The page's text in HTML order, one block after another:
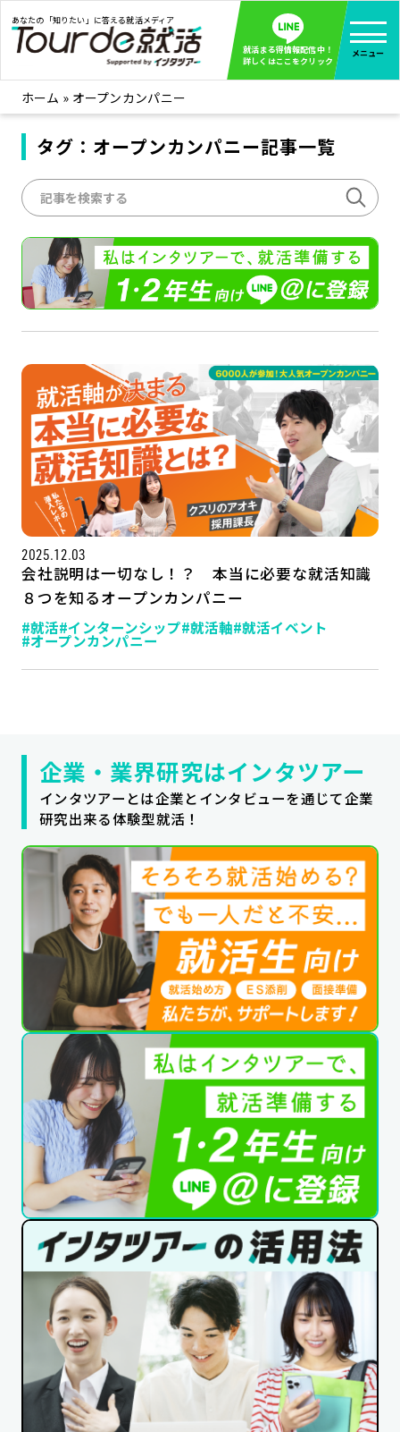
あなたの「知りたい」に答える就活メディア
就活まる得情報配信中！
詳しくはここをクリック
メニュー
就活ノウハウ 全て見る
企業まる見え！特捜部 全て見る
みんなが知らない企業の裏側を徹底調査！
インタツアー活動レポ 全て見る
インタツアーを使ってどうだった？OBOG成功談
社会人インタビュー 全て見る
社会人になった今、就活を振り返ってみた
学生就活ブログ 全て見る
企業・業界研究はインタツアー
記事一覧
運営会社
公式SNSはこちら
ホーム » オープンカンパニー
タグ：オープンカンパニー記事一覧
2025.12.03
会社説明は一切なし！？ 本当に必要な就活知識
８つを知るオープンカンパニー
#就活#インターンシップ#就活軸#就活イベント
#オープンカンパニー
企業・業界研究はインタツアー
インタツアーとは企業とインタビューを通じて企業
研究出来る体験型就活！